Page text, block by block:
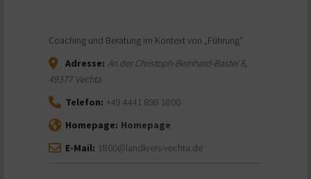
Coaching und Beratung im Kontext von „Führung“
Adresse: An der Christoph-Bernhard-Bastei 8,
49377Vechta
Telefon: +49 4441 898 1800
Homepage: Homepage
E-Mail: 1800@landkreis-vechta.de